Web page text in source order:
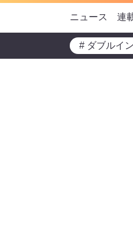
ニュース 連
# ダブルイ